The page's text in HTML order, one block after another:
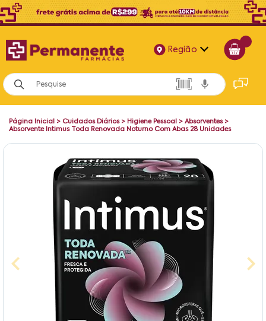
Região
Alagoas
Bahia
Paraíba
Página Inicial > Cuidados Diários> Higiene Pessoal > Absorventes>
Absorvente Intimus Toda Renovada Noturno Com Abas 28 Unidades